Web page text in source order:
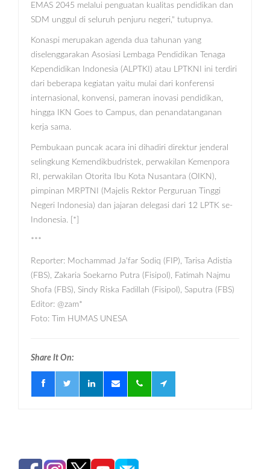
EMAS 2045 melalui penguatan kualitas pendidikan dan
SDM unggul di seluruh penjuru negeri," tutupnya.
Konaspi merupakan agenda dua tahunan yang
diselenggarakan Asosiasi Lembaga Pendidikan Tenaga
Kependidikan Indonesia (ALPTKI) atau LPTKNI ini terdiri
dari beberapa kegiatan yaitu mulai dari konferensi
internasional, konvensi, pameran inovasi pendidikan,
hingga IKN Goes to Campus, dan penandatanganan
kerja sama.
Pembukaan puncak acara ini dihadiri direktur jenderal
selingkung Kemendikbudristek, perwakilan Kemenpora
RI, perwakilan Otorita Ibu Kota Nusantara (OIKN),
pimpinan MRPTNI (Majelis Rektor Perguruan Tinggi
Negeri Indonesia) dan jajaran delegasi dari 12 LPTK se-
Indonesia. [*]
***
Reporter: Mochammad Ja'far Sodiq (FIP), Tarisa Adistia
(FBS), Zakaria Soekarno Putra (Fisipol), Fatimah Najmu
Shofa (FBS), Sindy Riska Fadillah (Fisipol), Saputra (FBS)
Editor: @zam*
Foto: Tim HUMAS UNESA
Share It On: